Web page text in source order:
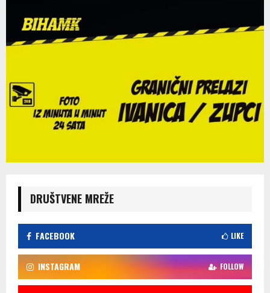
DRUŠTVENE MREŽE
FACEBOOK LIKE
INSTAGRAM FOLLOW